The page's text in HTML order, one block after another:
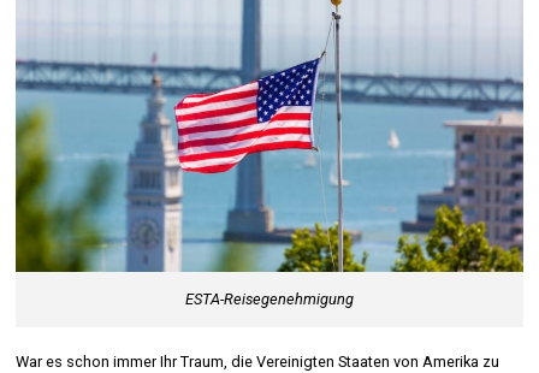
ESTA-Reisegenehmigung
War es schon immer Ihr Traum, die Vereinigten Staaten von Amerika zu